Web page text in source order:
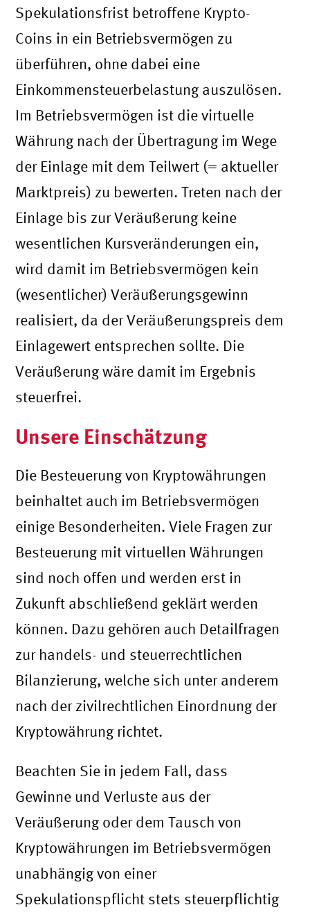
Spekulationsfrist betroffene Krypto-
Coins in ein Betriebsvermögen zu
überführen, ohne dabei eine
Einkommensteuerbelastung auszulösen.
Im Betriebsvermögen ist die virtuelle
Währung nach der Übertragung im Wege
der Einlage mit dem Teilwert (= aktueller
Marktpreis) zu bewerten. Treten nach der
Einlage bis zur Veräußerung keine
wesentlichen Kursveränderungen ein,
wird damit im Betriebsvermögen kein
(wesentlicher) Veräußerungsgewinn
realisiert, da der Veräußerungspreis dem
Einlagewert entsprechen sollte. Die
Veräußerung wäre damit im Ergebnis
steuerfrei.
Unsere Einschätzung
Die Besteuerung von Kryptowährungen
beinhaltet auch im Betriebsvermögen
einige Besonderheiten. Viele Fragen zur
Besteuerung mit virtuellen Währungen
sind noch offen und werden erst in
Zukunft abschließend geklärt werden
können. Dazu gehören auch Detailfragen
zur handels- und steuerrechtlichen
Bilanzierung, welche sich unter anderem
nach der zivilrechtlichen Einordnung der
Kryptowährung richtet.
Beachten Sie in jedem Fall, dass
Gewinne und Verluste aus der
Veräußerung oder dem Tausch von
Kryptowährungen im Betriebsvermögen
unabhängig von einer
Spekulationspflicht stets steuerpflichtig